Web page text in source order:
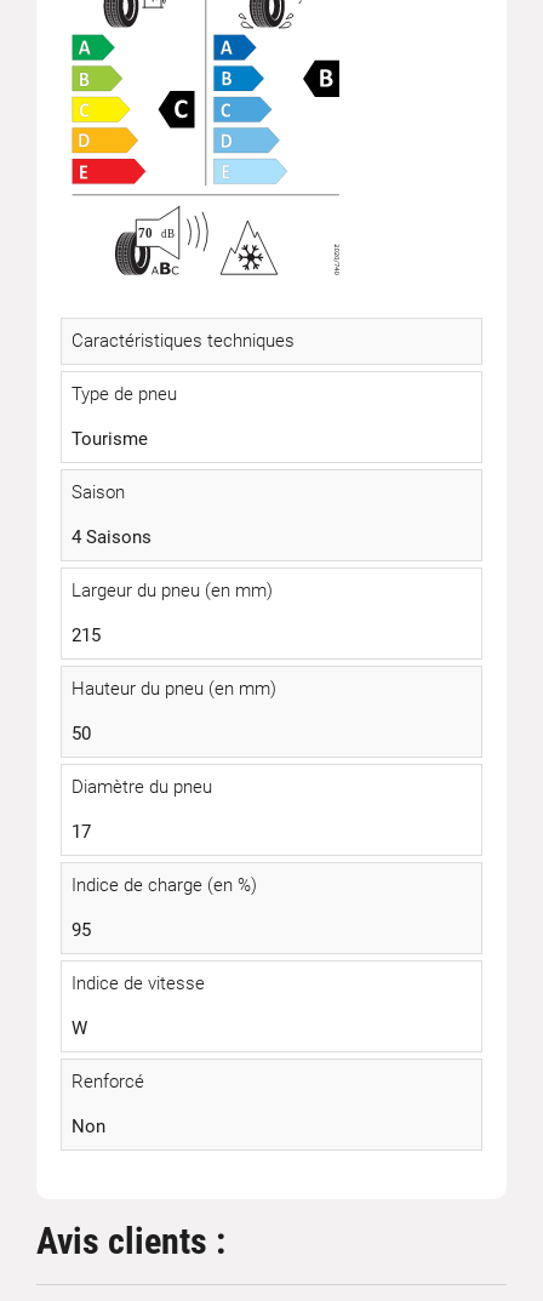
Caractéristiques techniques
Type de pneu
Tourisme
Saison
4 Saisons
Largeur du pneu (en mm)
215
Hauteur du pneu (en mm)
50
Diamètre du pneu
17
Indice de charge (en %)
95
Indice de vitesse
W
Renforcé
Non
Avis clients :